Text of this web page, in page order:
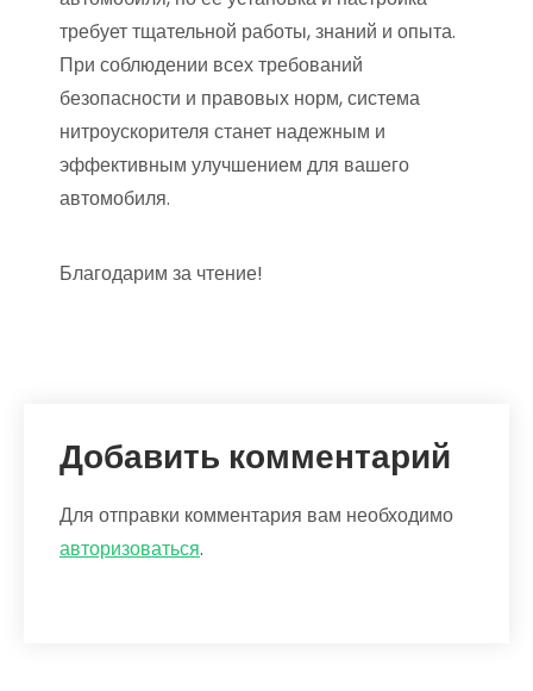
требует тщательной работы, знаний и опыта.
При соблюдении всех требований
безопасности и правовых норм, система
нитроускорителя станет надежным и
эффективным улучшением для вашего
автомобиля.
Благодарим за чтение!
Добавить комментарий
Для отправки комментария вам необходимо
авторизоваться.